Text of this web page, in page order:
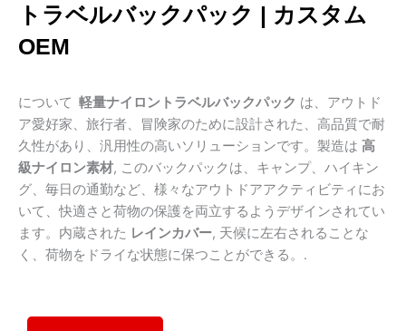
トラベルバックパック | カスタム
OEM
について 軽量ナイロントラベルバックパック は、アウトド
ア愛好家、旅行者、冒険家のために設計された、高品質で耐
久性があり、汎用性の高いソリューションです。製造は 高
級ナイロン素材, このバックパックは、キャンプ、ハイキン
グ、毎日の通勤など、様々なアウトドアアクティビティにお
いて、快適さと荷物の保護を両立するようデザインされてい
ます。内蔵された レインカバー, 天候に左右されることな
く、荷物をドライな状態に保つことができる。.